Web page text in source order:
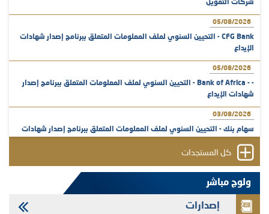
شركات التمويل
05/08/2026
CFG Bank - التحيين السنوي لملف المعلومات المتعلق ببرنامج إصدار شهادات
الإيداع
05/08/2026
- - Bank of Africa - التحيين السنوي لملف المعلومات المتعلق ببرنامج إصدار
شهادات الإيداع
03/08/2026
سهام بنك - التحيين السنوي لملف المعلومات المتعلق ببرنامج إصدار شهادات
31/07/2026
VEOLIA ENVIRONNEMENT - تؤشر الهيئة المغربية لسوق الرساميل على
المنشور النهائي المتعلق بالزيادة في الرأسمال المخصصة لأجراء المجموعة
29/07/2026
كل المستجدات
ولوج مباشر
إصدارات